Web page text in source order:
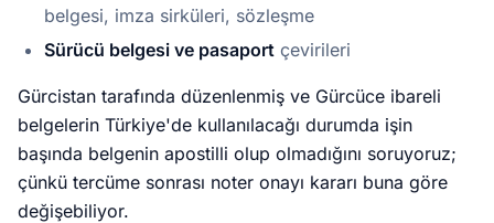
belgesi, imza sirküleri, sözleşme
Sürücü belgesi ve pasaport çevirileri
Gürcistan tarafında düzenlenmiş ve Gürcüce ibareli
belgelerin Türkiye'de kullanılacağı durumda işin
başında belgenin apostilli olup olmadığını soruyoruz;
çünkü tercüme sonrası noter onayı kararı buna göre
değişebiliyor.